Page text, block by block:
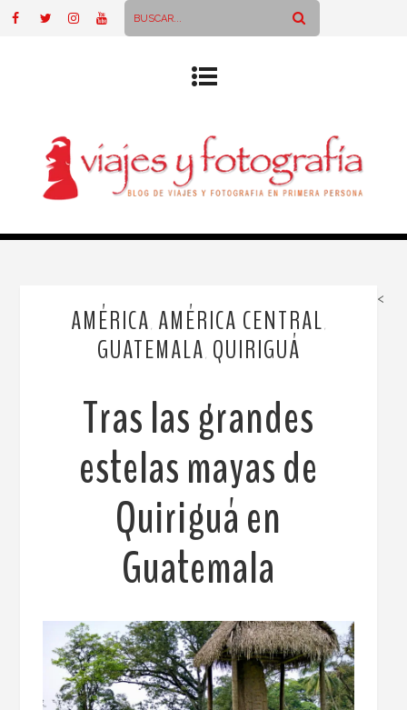
AMÉRICA AMÉRICA CENTRAL
GUATEMALA QUIRIGUÁ
Tras las grandes
estelas mayas de
Quiriguá en
Guatemala
<